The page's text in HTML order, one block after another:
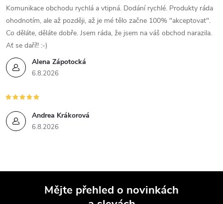
Alena Zápotocká
6.8.2026
Komunikace obchodu rychlá a vtipná. Dodání rychlé. Produkty ráda
ohodnotím, ale až později, až je mé tělo začne 100% "akceptovat".
Co děláte, děláte dobře. Jsem ráda, že jsem na váš obchod narazila.
Ať se daří!! :-)
Andrea Krákorová
6.8.2026
Mějte přehled o novinkách